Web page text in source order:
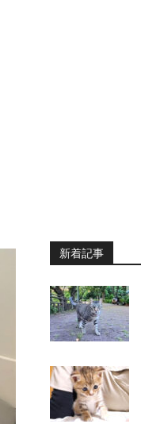
新着記事